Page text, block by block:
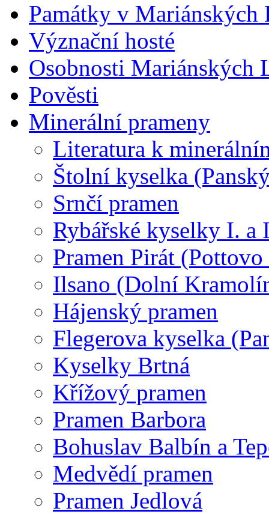
Památky v Mariánských
Význační hosté
Osobnosti Mariánských
Pověsti
Minerální prameny
Literatura k
Štolní kyselka
Srnčí pramen
Rybářské kyselky I.
Pramen Pirát
Ilsano (Dolní
Hájenský pramen
Flegerova kyselka
Kyselky Brtná
Křížový pramen
Pramen Barbora
Bohuslav Balbín a
Medvědí pramen
Pramen Jedlová